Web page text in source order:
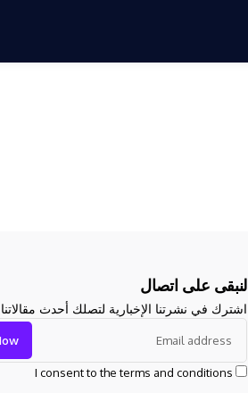
لنبقى على اتصال
اشترك في نشرتنا الإخبارية لتصلك أحدث
I consent to the terms and conditions